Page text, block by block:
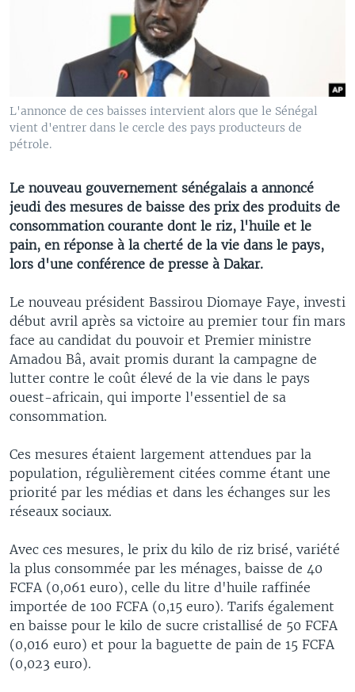
L'annonce de ces baisses intervient alors que le Sénégal
vient d'entrer dans le cercle des pays producteurs de
pétrole.
Le nouveau gouvernement sénégalais a annoncé
jeudi des mesures de baisse des prix des produits de
consommation courante dont le riz, l'huile et le
pain, en réponse à la cherté de la vie dans le pays,
lors d'une conférence de presse à Dakar.
Le nouveau président Bassirou Diomaye Faye, investi
début avril après sa victoire au premier tour fin mars
face au candidat du pouvoir et Premier ministre
Amadou Bâ, avait promis durant la campagne de
lutter contre le coût élevé de la vie dans le pays
ouest-africain, qui importe l'essentiel de sa
consommation.
Ces mesures étaient largement attendues par la
population, régulièrement citées comme étant une
priorité par les médias et dans les échanges sur les
réseaux sociaux.
Avec ces mesures, le prix du kilo de riz brisé, variété
la plus consommée par les ménages, baisse de 40
FCFA (0,061 euro), celle du litre d'huile raffinée
importée de 100 FCFA (0,15 euro). Tarifs également
en baisse pour le kilo de sucre cristallisé de 50 FCFA
(0,016 euro) et pour la baguette de pain de 15 FCFA
(0,023 euro).